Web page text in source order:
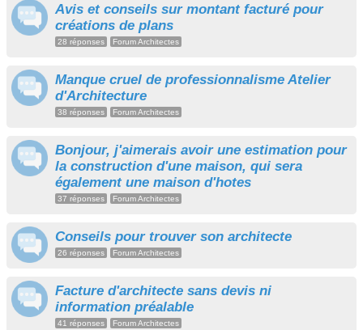
Avis et conseils sur montant facturé pour
créations de plans
28 réponses Forum Architectes
Manque cruel de professionnalisme Atelier
d'Architecture
38 réponses Forum Architectes
Bonjour, j'aimerais avoir une estimation pour
la construction d'une maison, qui sera
également une maison d'hotes
37 réponses Forum Architectes
Conseils pour trouver son architecte
26 réponses Forum Architectes
Facture d'architecte sans devis ni
information préalable
41 réponses Forum Architectes